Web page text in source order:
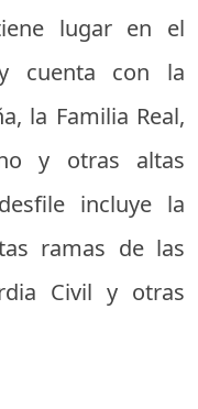
lugar en el
cuenta con la
la Familia Real,
y otras altas
incluye la
ramas de las
Civil y otras